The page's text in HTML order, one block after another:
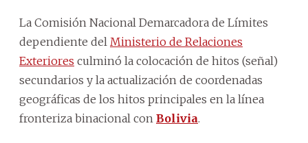
La Comisión Nacional Demarcadora de Límites
dependiente del Ministerio de Relaciones
Exteriores culminó la colocación de hitos (señal)
secundarios y la actualización de coordenadas
geográficas de los hitos principales en la línea
fronteriza binacional con Bolivia.